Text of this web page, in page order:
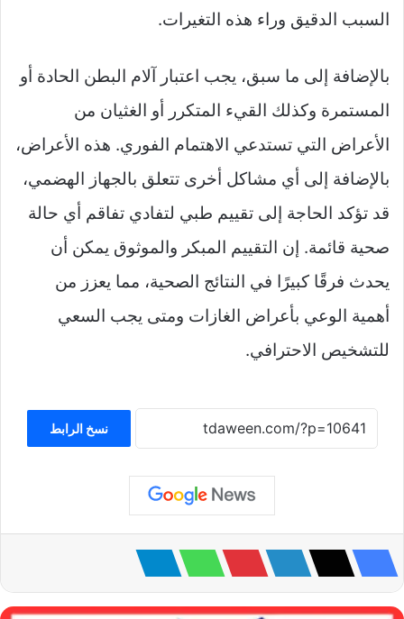
السبب الدقيق وراء هذه التغيرات.
بالإضافة إلى ما سبق، يجب اعتبار آلام البطن الحادة أو
المستمرة وكذلك القيء المتكرر أو الغثيان من
الأعراض التي تستدعي الاهتمام الفوري. هذه الأعراض،
بالإضافة إلى أي مشاكل أخرى تتعلق بالجهاز الهضمي،
قد تؤكد الحاجة إلى تقييم طبي لتفادي تفاقم أي حالة
صحية قائمة. إن التقييم المبكر والموثوق يمكن أن
يحدث فرقًا كبيرًا في النتائج الصحية، مما يعزز من
أهمية الوعي بأعراض الغازات ومتى يجب السعي
للتشخيص الاحترافي.
نسخ الرابط